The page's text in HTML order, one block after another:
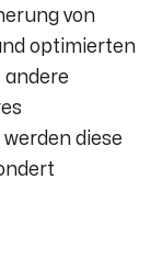
von
optimierten
andere
diese